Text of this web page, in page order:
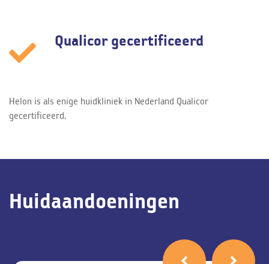
Qualicor gecertificeerd
Helon is als enige huidkliniek in Nederland Qualicor
gecertificeerd.
Huidaandoeningen